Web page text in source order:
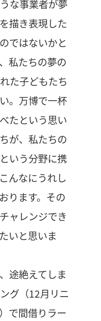
な事業者が夢
描き表現した
ではないかと
私たちの夢の
た子どもたち
。万博で一杯
たという思い
が、私たちの
いう分野に携
んなにうれし
ります。その
ャレンジでき
いと思いま
途絶えてしま
グ（12月リニ
で間借りラー